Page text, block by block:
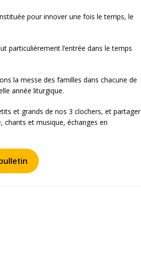
pour innover une fois le temps, le
particulièrement l’entrée dans le temps
la messe des familles dans chacune de
année liturgique.
et grands de nos 3 clochers, et partager
chants et musique, échanges en